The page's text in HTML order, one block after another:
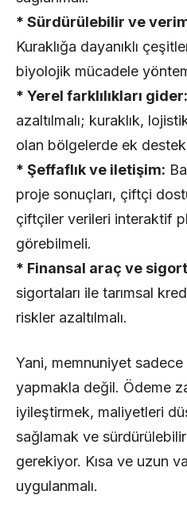
* Sürdürülebilir ve
Kuraklığa dayanıklı
biyolojik mücadele
* Yerel farklılıkları gider:
azaltılmalı; kuraklık,
olan bölgelerde ek destek
* Şeffaflık ve iletişim:
proje sonuçları, çiftçi
çiftçiler verileri interaktif
görebilmeli.
* Finansal araç ve
sigortaları ile tarımsal
riskler azaltılmalı.
Yani, memnuniyet
yapmakla değil. Ödeme
iyileştirmek, maliyetleri
sağlamak ve
gerekiyor. Kısa ve uzun
uygulanmalı.